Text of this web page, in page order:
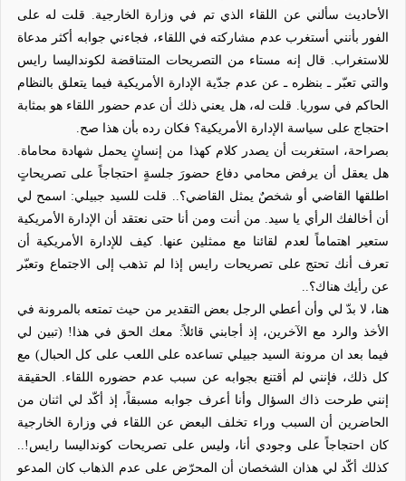
الأحاديث سألني عن اللقاء الذي تم في وزارة الخارجية. قلت له على
الفور بأنني أستغرب عدم مشاركته في اللقاء، فجاءني جوابه أكثر مدعاة
للاستغراب. قال إنه مستاء من التصريحات المتناقضة لكونداليسا رايس
والتي تعبّر ـ بنظره ـ عن عدم جدّية الإدارة الأمريكية فيما يتعلق بالنظام
الحاكم في سوريا. قلت له، هل يعني ذلك أن عدم حضور اللقاء هو بمثابة
احتجاج على سياسة الإدارة الأمريكية؟ فكان رده بأن هذا صح.
بصراحة، استغربت أن يصدر كلام كهذا من إنسانٍ يحمل شهادة محاماة.
هل يعقل أن يرفض محامي دفاع حضورَ جلسةٍ احتجاجاً على تصريحاتٍ
اطلقها القاضي أو شخصٌ يمثل القاضي؟.. قلت للسيد جبيلي: اسمح لي
أن أخالفك الرأي يا سيد. من أنت ومن أنا حتى نعتقد أن الإدارة الأمريكية
ستعير اهتماماً لعدم لقائنا مع ممثلين عنها. كيف للإدارة الأمريكية أن
تعرف أنك تحتج على تصريحات رايس إذا لم تذهب إلى الاجتماع وتعبّر
عن رأيك هناك؟..
هنا، لا بدّ لي وأن أعطي الرجل بعض التقدير من حيث تمتعه بالمرونة في
الأخذ والرد مع الآخرين، إذ أجابني قائلاً: معك الحق في هذا! (تبين لي
فيما بعد ان مرونة السيد جبيلي تساعده على اللعب على كل الحبال) مع
كل ذلك، فإنني لم أقتنع بجوابه عن سبب عدم حضوره اللقاء. الحقيقة
إنني طرحت ذاك السؤال وأنا أعرف جوابه مسبقاً، إذ أكّد لي اثنان من
الحاضرين أن السبب وراء تخلف البعض عن اللقاء في وزارة الخارجية
كان احتجاجاً على وجودي أنا، وليس على تصريحات كونداليسا رايس!..
كذلك أكّد لي هذان الشخصان أن المحرّض على عدم الذهاب كان المدعو